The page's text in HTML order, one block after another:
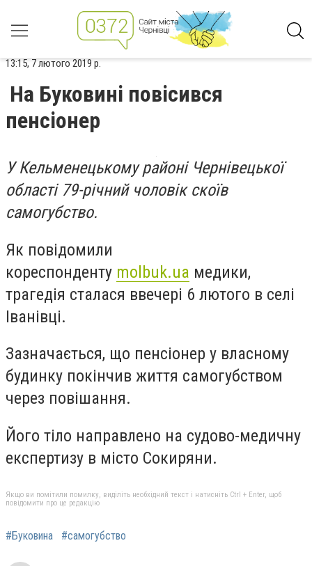
13:15, 7 лютого 2019 р.
На Буковині повісився
пенсіонер
У Кельменецькому районі Чернівецької
області 79-річний чоловік скоїв
самогубство.
Як повідомили
кореспонденту molbuk.ua медики,
трагедія сталася ввечері 6 лютого в селі
Іванівці.
Зазначається, що пенсіонер у власному
будинку покінчив життя самогубством
через повішання.
Його тіло направлено на судово-медичну
експертизу в місто Сокиряни.
Якщо ви помітили помилку, виділіть необхідний текст і натисніть Ctrl + Enter, щоб
повідомити про це редакцію
#Буковина #самогубство